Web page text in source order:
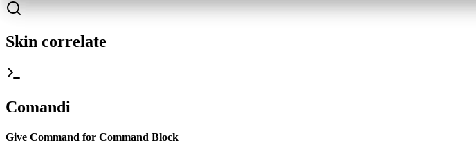
Skin correlate
Comandi
Give Command for Command Block